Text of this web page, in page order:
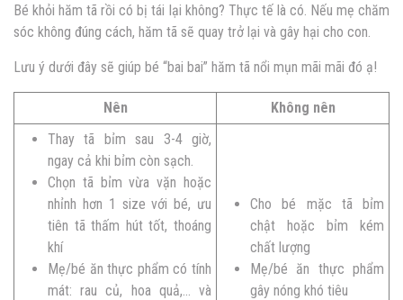
Bé khỏi hăm tã rồi có bị tái lại không? Thực tế là có. Nếu mẹ chăm
sóc không đúng cách, hăm tã sẽ quay trở lại và gây hại cho con.
Lưu ý dưới đây sẽ giúp bé “bai bai” hăm tã nổi mụn mãi mãi đó ạ!
Nên
Không nên
Thay tã bỉm sau 3-4 giờ,
ngay cả khi bỉm còn sạch.
Chọn tã bỉm vừa vặn hoặc
nhỉnh hơn 1 size với bé, ưu
tiên tã thấm hút tốt, thoáng
khí
Mẹ/bé ăn thực phẩm có tính
mát: rau củ, hoa quả,… và
Cho bé mặc tã bỉm
chật hoặc bỉm kém
chất lượng
Mẹ/bé ăn thực phẩm
gây nóng khó tiêu